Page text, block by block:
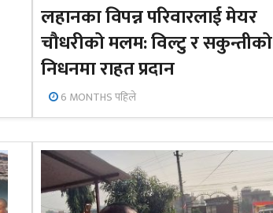
लहानका विपन्न परिवारलाई मेयर
चौधरीको मलम: विल्टु र सकुन्तीको
निधनमा राहत प्रदान
6 MONTHS पहिले